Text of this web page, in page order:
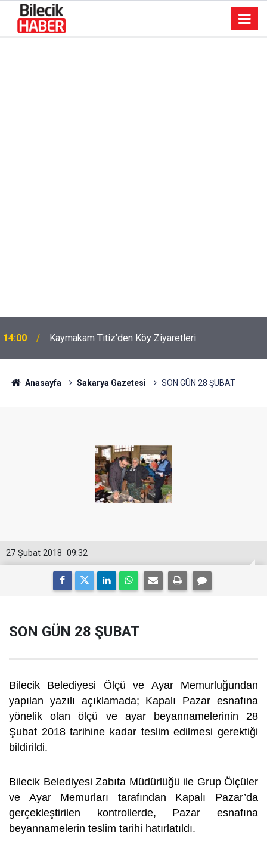
14:00 Kaymakam Titiz’den Köy Ziyaretleri
Anasayfa Sakarya Gazetesi SON GÜN 28 ŞUBAT
09:32
27 Şubat 2018
SON GÜN 28 ŞUBAT
Bilecik Belediyesi Ölçü ve Ayar Memurluğundan
yapılan yazılı açıklamada; Kapalı Pazar esnafına
yönelik olan ölçü ve ayar beyannamelerinin 28
Şubat 2018 tarihine kadar teslim edilmesi gerektiği
bildirildi.
Bilecik Belediyesi Zabıta Müdürlüğü ile Grup Ölçüler
ve Ayar Memurları tarafından Kapalı Pazar’da
gerçekleştirilen kontrollerde, Pazar esnafına
beyannamelerin teslim tarihi hatırlatıldı.